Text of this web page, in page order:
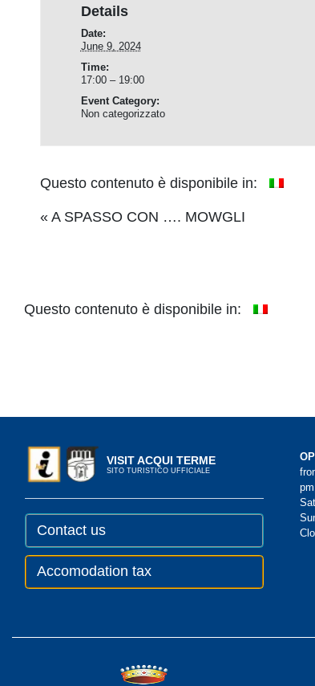
Details
Date:
June 9, 2024
Time:
17:00 – 19:00
Event Category:
Non categorizzato
Questo contenuto è disponibile in:
Event
« A SPASSO CON …. MOWGLI
Questo contenuto è disponibile in:
VISIT ACQUI TERME
SITO TURISTICO UFFICIALE
Contact us
Accomodation tax